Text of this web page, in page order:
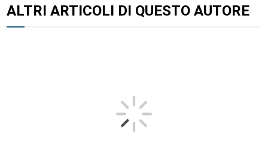
ALTRI ARTICOLI DI QUESTO AUTORE